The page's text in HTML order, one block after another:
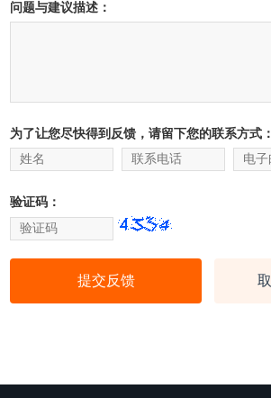
问题与建议描述：
为了让您尽快得到反馈，请留下您的联系方式：
验证码：